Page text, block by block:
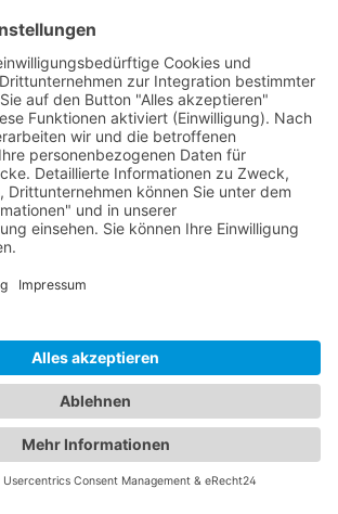
a wide variety of different
application. If you would
about our product
the full range of our offerings,
our Hytronik portfolio